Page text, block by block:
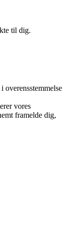
til dig.
overensstemmelse
vores
framelde dig,